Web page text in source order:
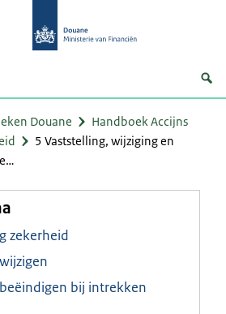
Douane
Handboek Accijns
5 Vaststelling, wijziging en
zekerheid
bij intrekken